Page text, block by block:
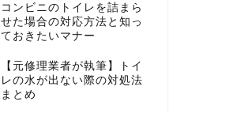
コンビニのトイレを詰まら
せた場合の対応方法と知っ
ておきたいマナー
【元修理業者が執筆】トイ
レの水が出ない際の対処法
まとめ